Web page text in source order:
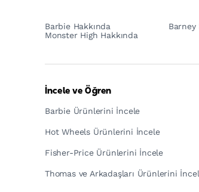
Barbie Hakkında Barney
Monster High Hakkında
İncele ve Öğren
Barbie Ürünlerini İncele
Hot Wheels Ürünlerini İncele
Fisher-Price Ürünlerini İncele
Thomas ve Arkadaşları Ürünlerini